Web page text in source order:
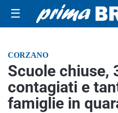
☰
CORZANO
Scuole chiuse,
contagiati e
famiglie in